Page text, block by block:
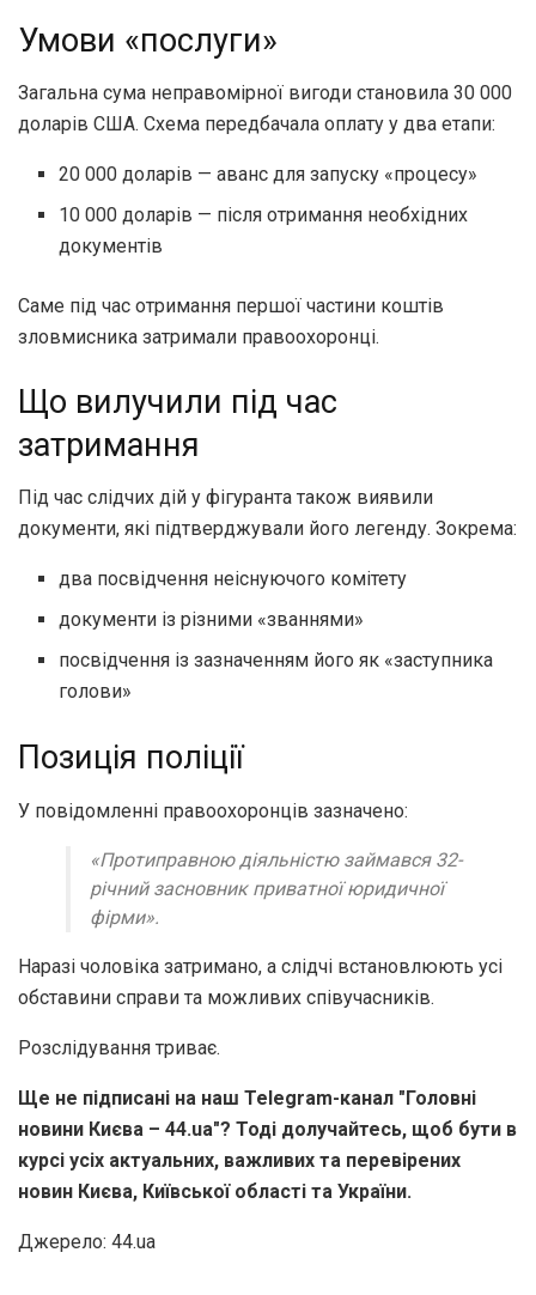
Умови «послуги»
Загальна сума неправомірної вигоди становила 30 000
доларів США. Схема передбачала оплату у два етапи:
20 000 доларів — аванс для запуску «процесу»
10 000 доларів — після отримання необхідних
документів
Саме під час отримання першої частини коштів
зловмисника затримали правоохоронці.
Що вилучили під час
затримання
Під час слідчих дій у фігуранта також виявили
документи, які підтверджували його легенду. Зокрема:
два посвідчення неіснуючого комітету
документи із різними «званнями»
посвідчення із зазначенням його як «заступника
голови»
Позиція поліції
У повідомленні правоохоронців зазначено:
«Протиправною діяльністю займався 32-
річний засновник приватної юридичної
фірми».
Наразі чоловіка затримано, а слідчі встановлюють усі
обставини справи та можливих співучасників.
Розслідування триває.
Ще не підписані на наш Telegram-канал "Головні
новини Києва – 44.ua"? Тоді долучайтесь, щоб бути в
курсі усіх актуальних, важливих та перевірених
новин Києва, Київської області та України.
Джерело: 44.ua